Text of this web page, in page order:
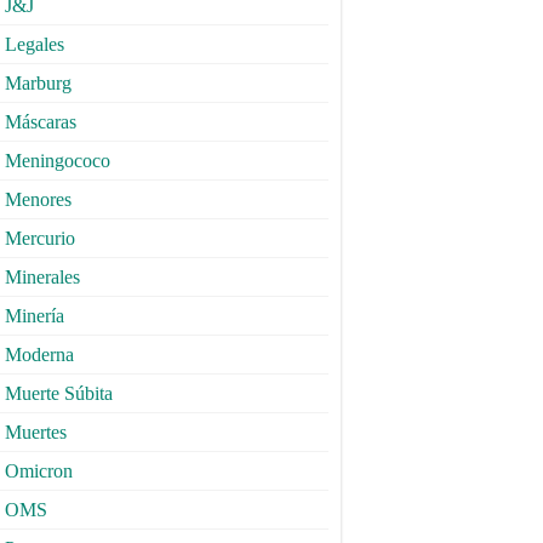
J&J
Legales
Marburg
Máscaras
Meningococo
Menores
Mercurio
Minerales
Minería
Moderna
Muerte Súbita
Muertes
Omicron
OMS